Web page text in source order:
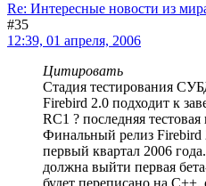
Re: Интересные новости из
#35
12:39, 01 апреля, 2006
Цитировать
Стадия тестирования
Firebird 2.0 подходит к
RC1 ? последняя
Финальный релиз Firebird
первый квартал 2006
должна выйти первая